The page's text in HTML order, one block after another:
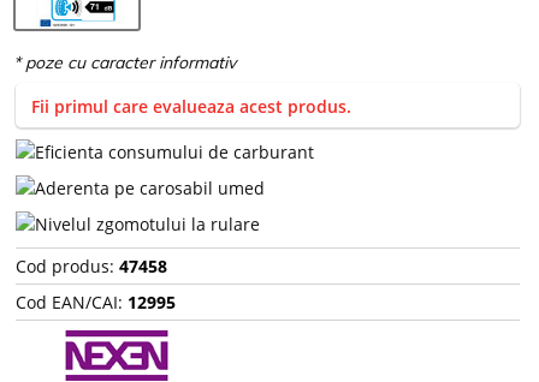
Fii primul care evalueaza acest produs.
Cod produs: 47458
Cod EAN/CAI: 12995